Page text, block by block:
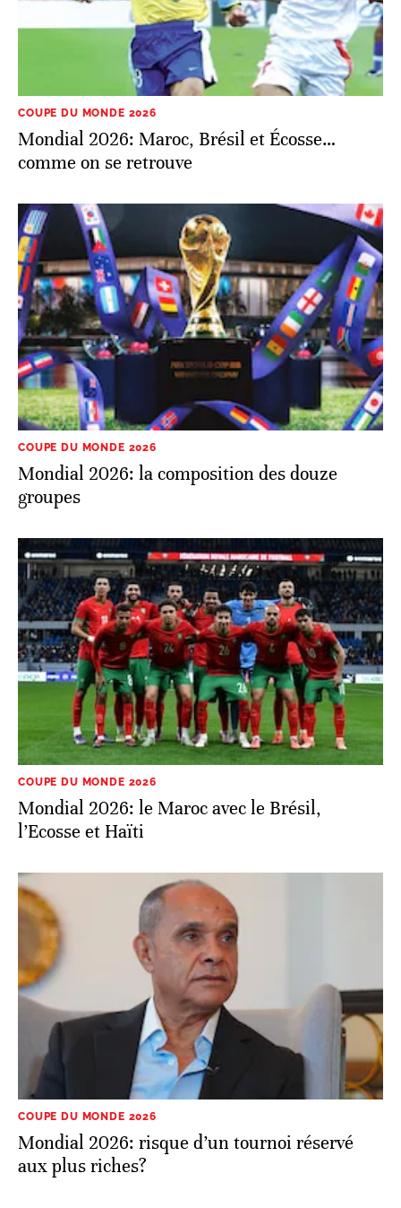
COUPE DU MONDE 2026
Mondial 2026: Maroc, Brésil et Écosse…
comme on se retrouve
COUPE DU MONDE 2026
Mondial 2026: la composition des douze
groupes
COUPE DU MONDE 2026
Mondial 2026: le Maroc avec le Brésil,
l’Ecosse et Haïti
COUPE DU MONDE 2026
Mondial 2026: risque d’un tournoi réservé
aux plus riches?